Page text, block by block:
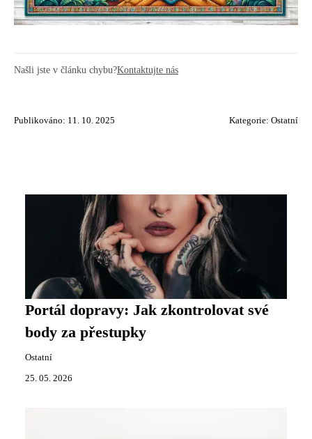
Našli jste v článku chybu?Kontaktujte nás
Publikováno: 11. 10. 2025 Kategorie: Ostatní
Portál dopravy: Jak zkontrolovat své
body za přestupky
Ostatní
25. 05. 2026